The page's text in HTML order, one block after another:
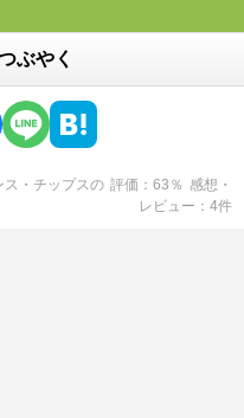
ぶやく
・チップスの 評価 63 ％ 感想・
レビュー
4件